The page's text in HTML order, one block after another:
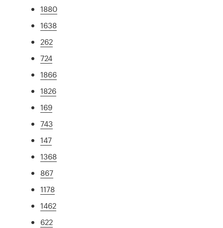
1880
1638
262
724
1866
1826
169
743
147
1368
867
1178
1462
622